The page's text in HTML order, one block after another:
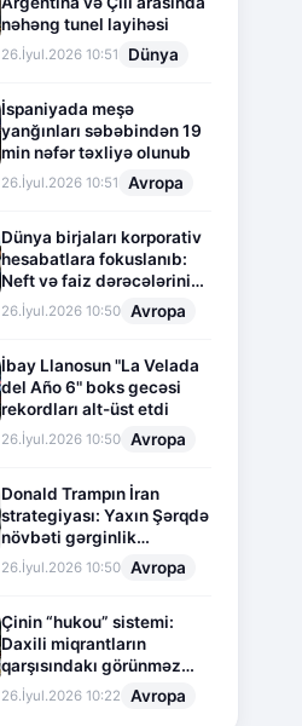
nəhəng tunel layihəsi
26.İyul.2026 10:51 Dünya
İspaniyada meşə
yanğınları səbəbindən 19
min nəfər təxliyə olunub
26.İyul.2026 10:51 Avropa
Dünya birjaları korporativ
hesabatlara fokuslanıb:
Neft və faiz dərəcələrinin
təsiri altında cari vəziyyət
26.İyul.2026 10:50 Avropa
İbay Llanosun "La Velada
del Año 6" boks gecəsi
rekordları alt-üst etdi
26.İyul.2026 10:50 Avropa
Donald Trampın İran
strategiyası: Yaxın Şərqdə
növbəti gərginlik
mərhələsi
26.İyul.2026 10:50 Avropa
Çinin “hukou” sistemi:
Daxili miqrantların
qarşısındakı görünməz
sədd
26.İyul.2026 10:22 Avropa